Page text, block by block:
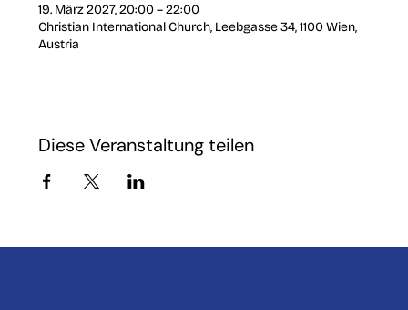
19. März 2027, 20:00 – 22:00
Christian International Church, Leebgasse 34, 1100 Wien,
Austria
Diese Veranstaltung teilen